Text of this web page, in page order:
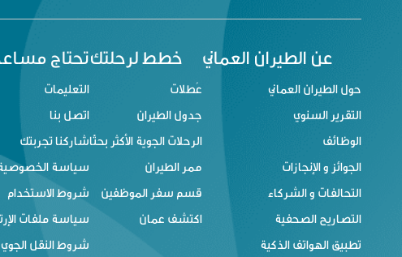
عن الطيران العماني
حول الطيران العماني
التقرير السنوي
الوظائف
الجوائز و الإنجازات
التحالفات و الشركاء
التصاريح الصحفية
تطبيق الهواتف الذكية
خطط لرحلتك
عُطلات
جدول الطيران
الرحلات الجوية الأكثر بحثًا
ممر الطيران
قسم سفر الموظفين
اكتشف عمان
تحتاج
التعليمات
اتصل بنا
شاركنا تجربتك
سياسة
شروط الاستخدام
سياسة ملفات
شروط النقل الجوي